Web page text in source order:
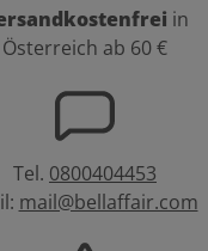
in
Österreich ab 60 €
Tel. 0800404453
mail@bellaffair.com